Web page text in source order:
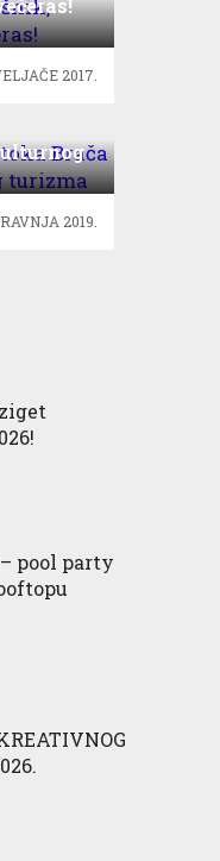
2017.
2019.
pool party